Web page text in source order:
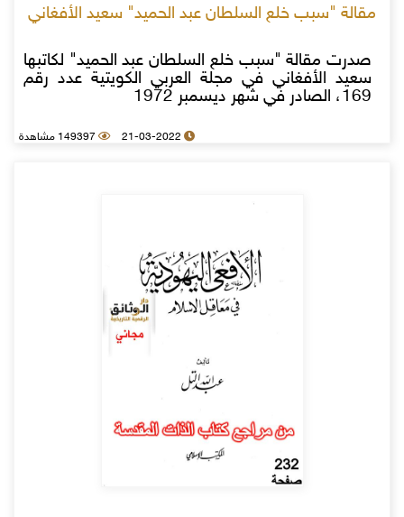
مقالة "سبب خلع السلطان عبد الحميد" سعيد الأفغاني
صدرت مقالة "سبب خلع السلطان عبد الحميد" لكاتبها
سعيد الأفغاني في مجلة العربي الكويتية عدد رقم
169، الصادر في شهر ديسمبر 1972
21-03-2022 149397 مشاهدة